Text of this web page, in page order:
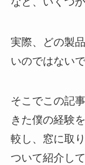
実際、どの製
いのではない
そこでこの記
きた僕の経験
較し、窓に取
ついて紹介し